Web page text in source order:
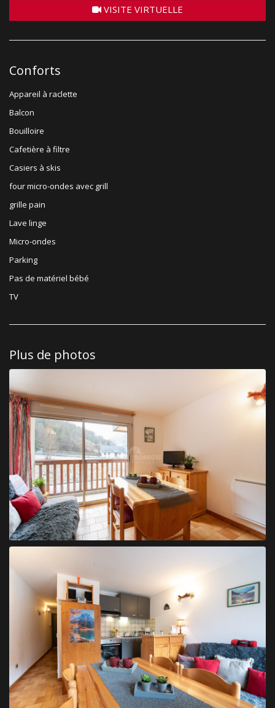
VISITE VIRTUELLE
Conforts
Appareil à raclette
Balcon
Bouilloire
Cafetière à filtre
Casiers à skis
four micro-ondes avec grill
grille pain
Lave linge
Micro-ondes
Parking
Pas de matériel bébé
TV
Plus de photos